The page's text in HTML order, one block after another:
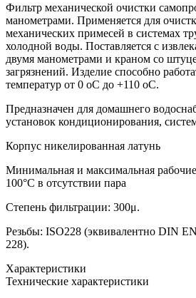
Фильтр механической очистки
манометрами. Применяется для
механических примесей в системах
холодной воды. Поставляется с
двумя манометрами и краном со
загрязнений. Изделие способно
температур от 0 оС до +110 оС.
Предназначен для домашнего
установок кондиционирования,
Корпус никелированная латунь
Минимальная и максимальная
100°C в отсутствии пара
Степень фильтрации: 300μ.
Резьбы: ISO228 (эквивалентно DIN
228).
Характеристики
Технические характеристики